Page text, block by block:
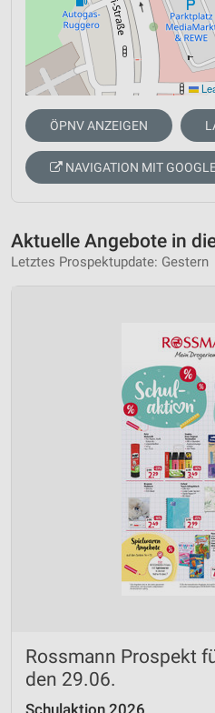
ÖPNV ANZEIGEN
NAVIGATION MIT
Aktuelle Angebote in
Letztes Prospektupdate: Gestern
Rossmann Prospekt
den 29.06.